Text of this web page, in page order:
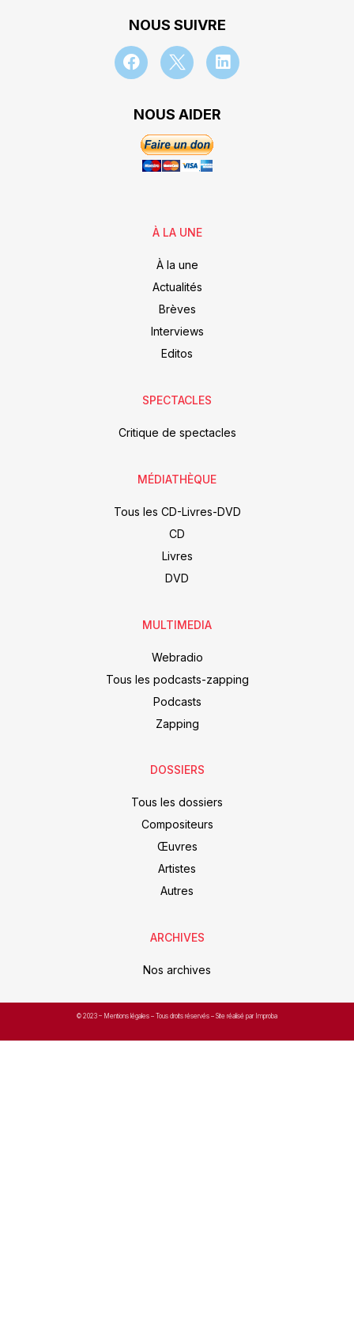
NOUS SUIVRE
NOUS AIDER
À LA UNE
À la une
Actualités
Brèves
Interviews
Editos
SPECTACLES
Critique de spectacles
MÉDIATHÈQUE
Tous les CD-Livres-DVD
CD
Livres
DVD
MULTIMEDIA
Webradio
Tous les podcasts-zapping
Podcasts
Zapping
DOSSIERS
Tous les dossiers
Compositeurs
Œuvres
Artistes
Autres
ARCHIVES
Nos archives
© 2023 – Mentions légales – Tous droits réservés – Site réalisé par Improba